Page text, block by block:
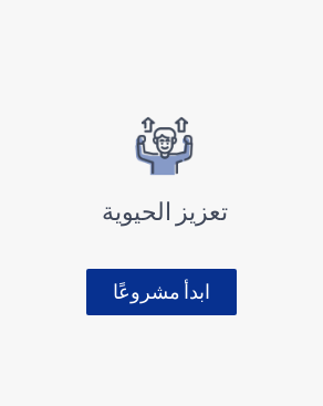
تعزيز الحيوية
ابدأ مشروعًا